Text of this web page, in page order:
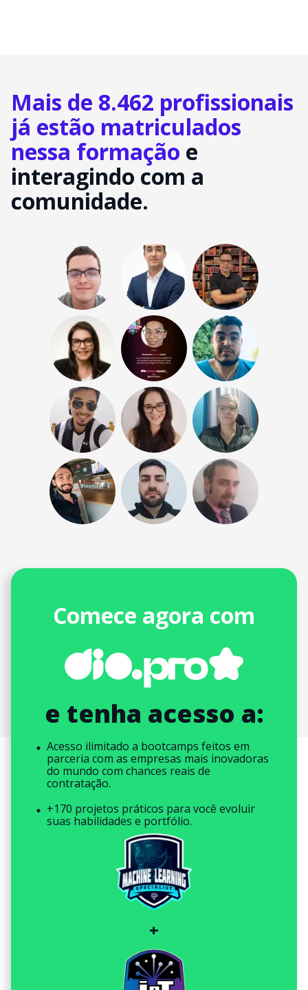
Mais de 8.462 profissionais
já estão matriculados
nessa formação e
interagindo com a
comunidade.
Comece agora com
e tenha acesso a:
Acesso ilimitado a bootcamps feitos em
parceria com as empresas mais inovadoras
do mundo com chances reais de
contratação.
+170 projetos práticos para você evoluir
suas habilidades e portfólio.
+